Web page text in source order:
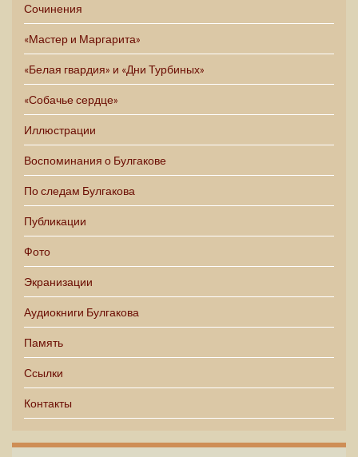
Сочинения
«Мастер и Маргарита»
«Белая гвардия» и «Дни Турбиных»
«Собачье сердце»
Иллюстрации
Воспоминания о Булгакове
По следам Булгакова
Публикации
Фото
Экранизации
Аудиокниги Булгакова
Память
Ссылки
Контакты